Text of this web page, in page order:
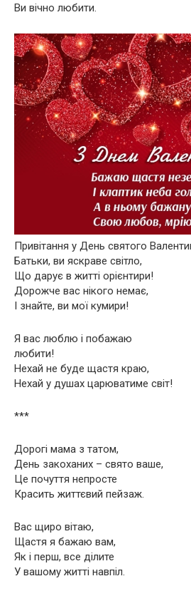
Ви вічно любити.
Привітання у День святого
Батьки, ви яскраве світло,
Що дарує в житті орієнтири!
Дорожче вас нікого немає,
І знайте, ви мої кумири!
Я вас люблю і побажаю
любити!
Нехай не буде щастя краю,
Нехай у душах царюватиме світ!
***
Дорогі мама з татом,
День закоханих – свято ваше,
Це почуття непросте
Красить життєвий пейзаж.
Вас щиро вітаю,
Щастя я бажаю вам,
Як і перш, все ділите
У вашому житті навпіл.